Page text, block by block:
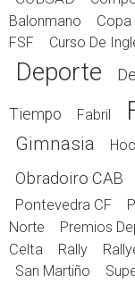
Balonmano
Copa
FSF
Curso De
Deporte
Tiempo Fabril
Gimnasia
Obradoiro CAB
Pontevedra CF
Norte
Premios
Celta
Rally
San Martiño